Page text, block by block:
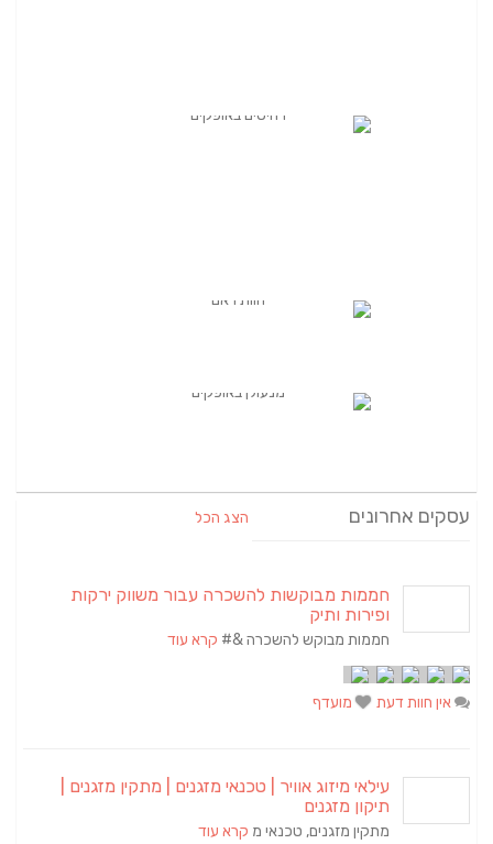
עסקים אחרונים הצג הכל
חממות מבוקשות להשכרה עבור משווק ירקות
ופירות ותיק
חממות מבוקש להשכרה &# קרא עוד
אין חוות דעת מועדף
עילאי מיזוג אוויר | טכנאי מזגנים | מתקין מזגנים |
תיקון מזגנים
מתקין מזגנים, טכנאי מ קרא עוד